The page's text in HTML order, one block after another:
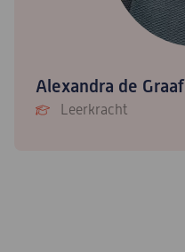
Alexandra de Graaf
Leerkracht